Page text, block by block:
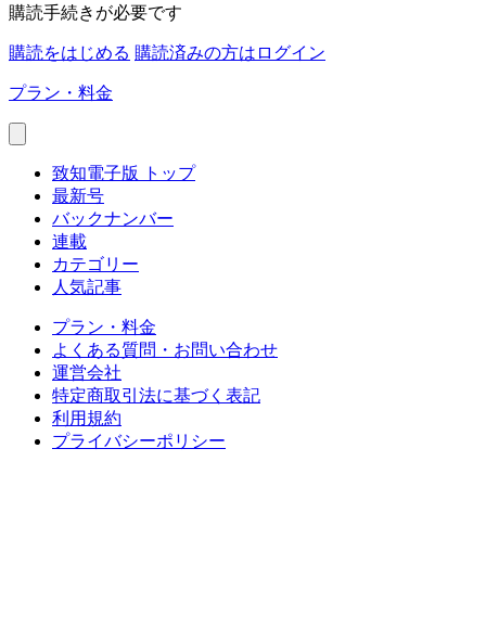
購読手続きが必要です
購読をはじめる 購読済みの方はログイン
プラン・料金
致知電子版 トップ
最新号
バックナンバー
連載
カテゴリー
人気記事
プラン・料金
よくある質問・お問い合わせ
運営会社
特定商取引法に基づく表記
利用規約
プライバシーポリシー